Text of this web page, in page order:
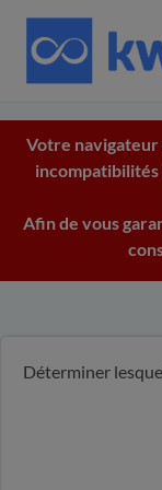
Votre navigateur
Afin de vous
Déterminer